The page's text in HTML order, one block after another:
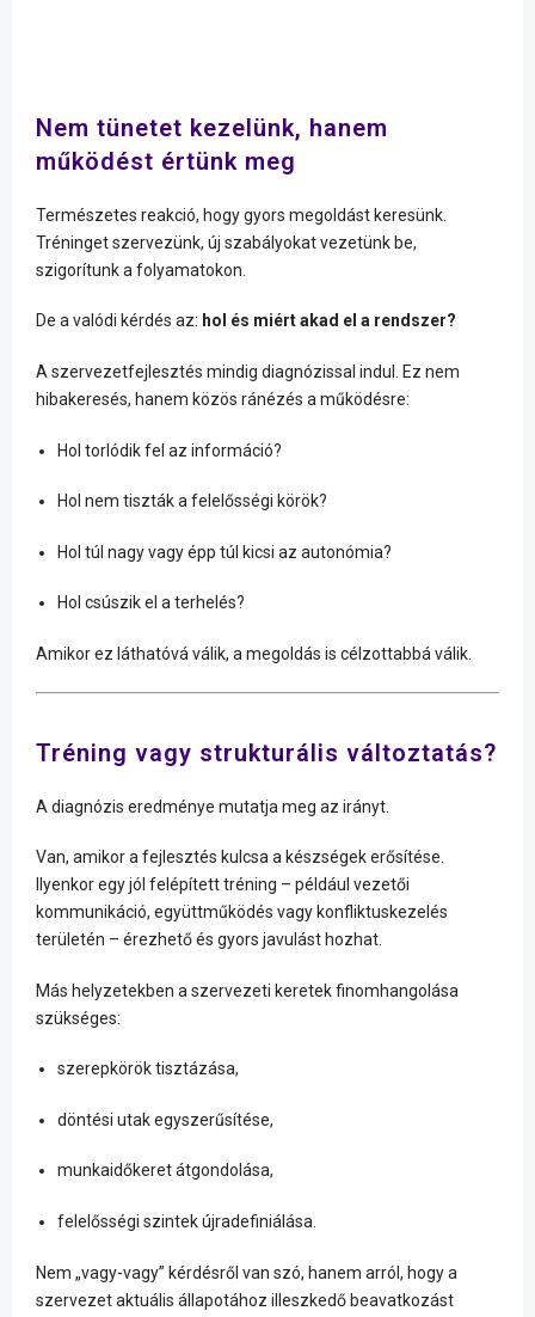
Nem tünetet kezelünk, hanem
működést értünk meg
Természetes reakció, hogy gyors megoldást keresünk.
Tréninget szervezünk, új szabályokat vezetünk be,
szigorítunk a folyamatokon.
De a valódi kérdés az: hol és miért akad el a rendszer?
A szervezetfejlesztés mindig diagnózissal indul. Ez nem
hibakeresés, hanem közös ránézés a működésre:
Hol torlódik fel az információ?
Hol nem tiszták a felelősségi körök?
Hol túl nagy vagy épp túl kicsi az autonómia?
Hol csúszik el a terhelés?
Amikor ez láthatóvá válik, a megoldás is célzottabbá válik.
Tréning vagy strukturális változtatás?
A diagnózis eredménye mutatja meg az irányt.
Van, amikor a fejlesztés kulcsa a készségek erősítése.
Ilyenkor egy jól felépített tréning – például vezetői
kommunikáció, együttműködés vagy konfliktuskezelés
területén – érezhető és gyors javulást hozhat.
Más helyzetekben a szervezeti keretek finomhangolása
szükséges:
szerepkörök tisztázása,
döntési utak egyszerűsítése,
munkaidőkeret átgondolása,
felelősségi szintek újradefiniálása.
Nem „vagy-vagy” kérdésről van szó, hanem arról, hogy a
szervezet aktuális állapotához illeszkedő beavatkozást